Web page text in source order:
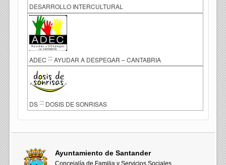
DESARROLLO INTERCULTURAL
ADEC ::: AYUDAR A DESPEGAR – CANTABRIA
DS ::: DOSIS DE SONRISAS
Ayuntamiento de Santander
Concejalía de Familia y Servicios Sociales